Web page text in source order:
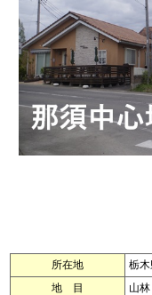
所在地 栃
地 目
山林